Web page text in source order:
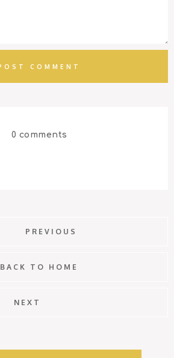
0 comments
PREVIOUS
BACK TO HOME
NEXT